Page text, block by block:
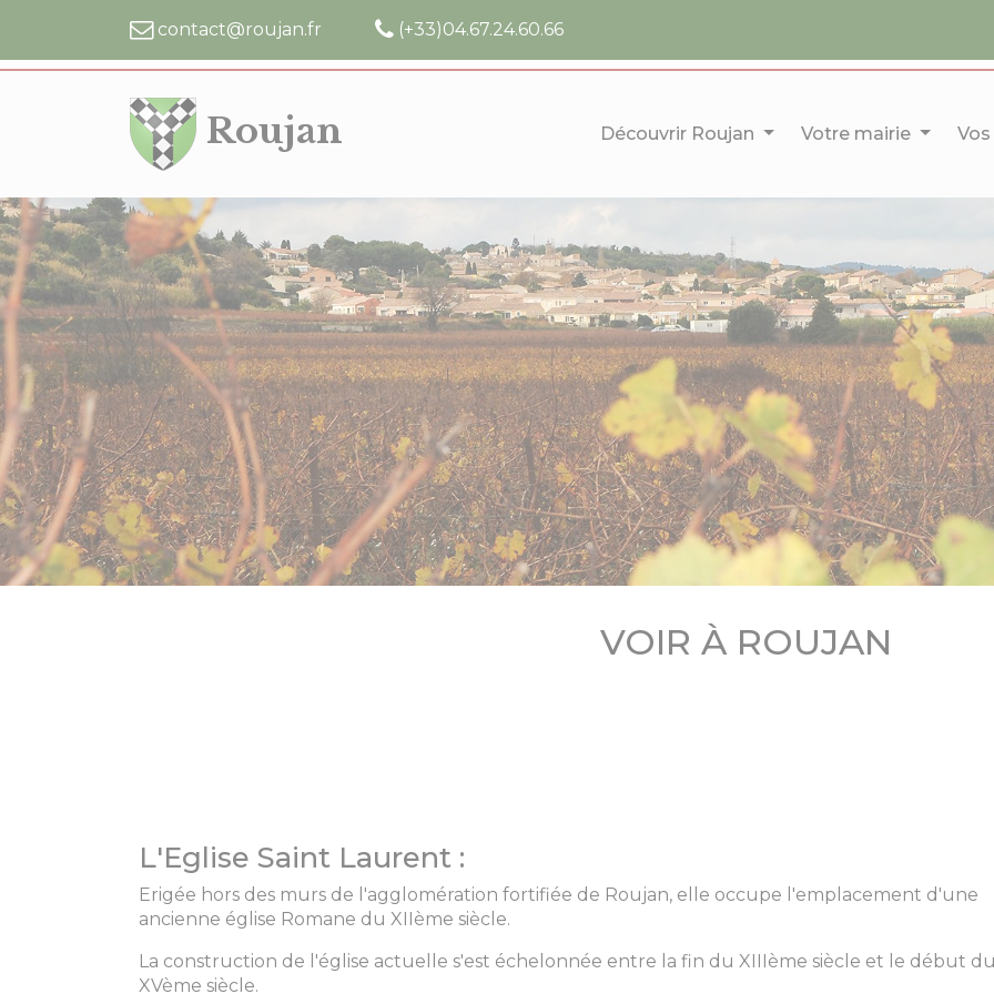
contact@roujan.fr (+33)04.67.24.60.66
Roujan Découvrir Roujan Votre mairie
VOIR À ROUJAN
L'Eglise Saint Laurent :
Erigée hors des murs de l'agglomération fortifiée de Roujan, elle occupe l'emplacement d'une
ancienne église Romane du XIIème siècle.
La construction de l'église actuelle s'est échelonnée entre la fin du XIIIème siècle et le début
XVème siècle.